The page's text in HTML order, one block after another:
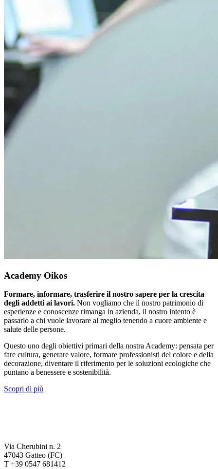
Academy Oikos
Formare, informare, trasferire il nostro sapere per la crescita
degli addetti ai lavori. Non vogliamo che il nostro patrimonio di
esperienze e conoscenze rimanga in azienda, il nostro intento è
passarlo a chi vuole lavorare al meglio tenendo a cuore ambiente e
salute delle persone.
Questo uno degli obiettivi primari della nostra Academy: pensata per
fare cultura, generare valore, formare professionisti del colore e della
decorazione, diventare il riferimento per le soluzioni ecologiche che
puntano a benessere e sostenibilità.
Scopri di più
Via Cherubini n. 2
47043 Gatteo (FC)
T +39 0547 681412